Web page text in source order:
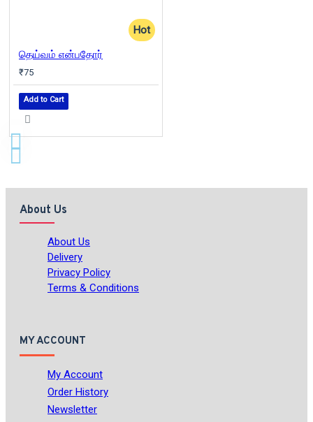
Hot
தெய்வம் என்பதோர்
₹75
Add to Cart
About Us
About Us
Delivery
Privacy Policy
Terms & Conditions
MY ACCOUNT
My Account
Order History
Newsletter